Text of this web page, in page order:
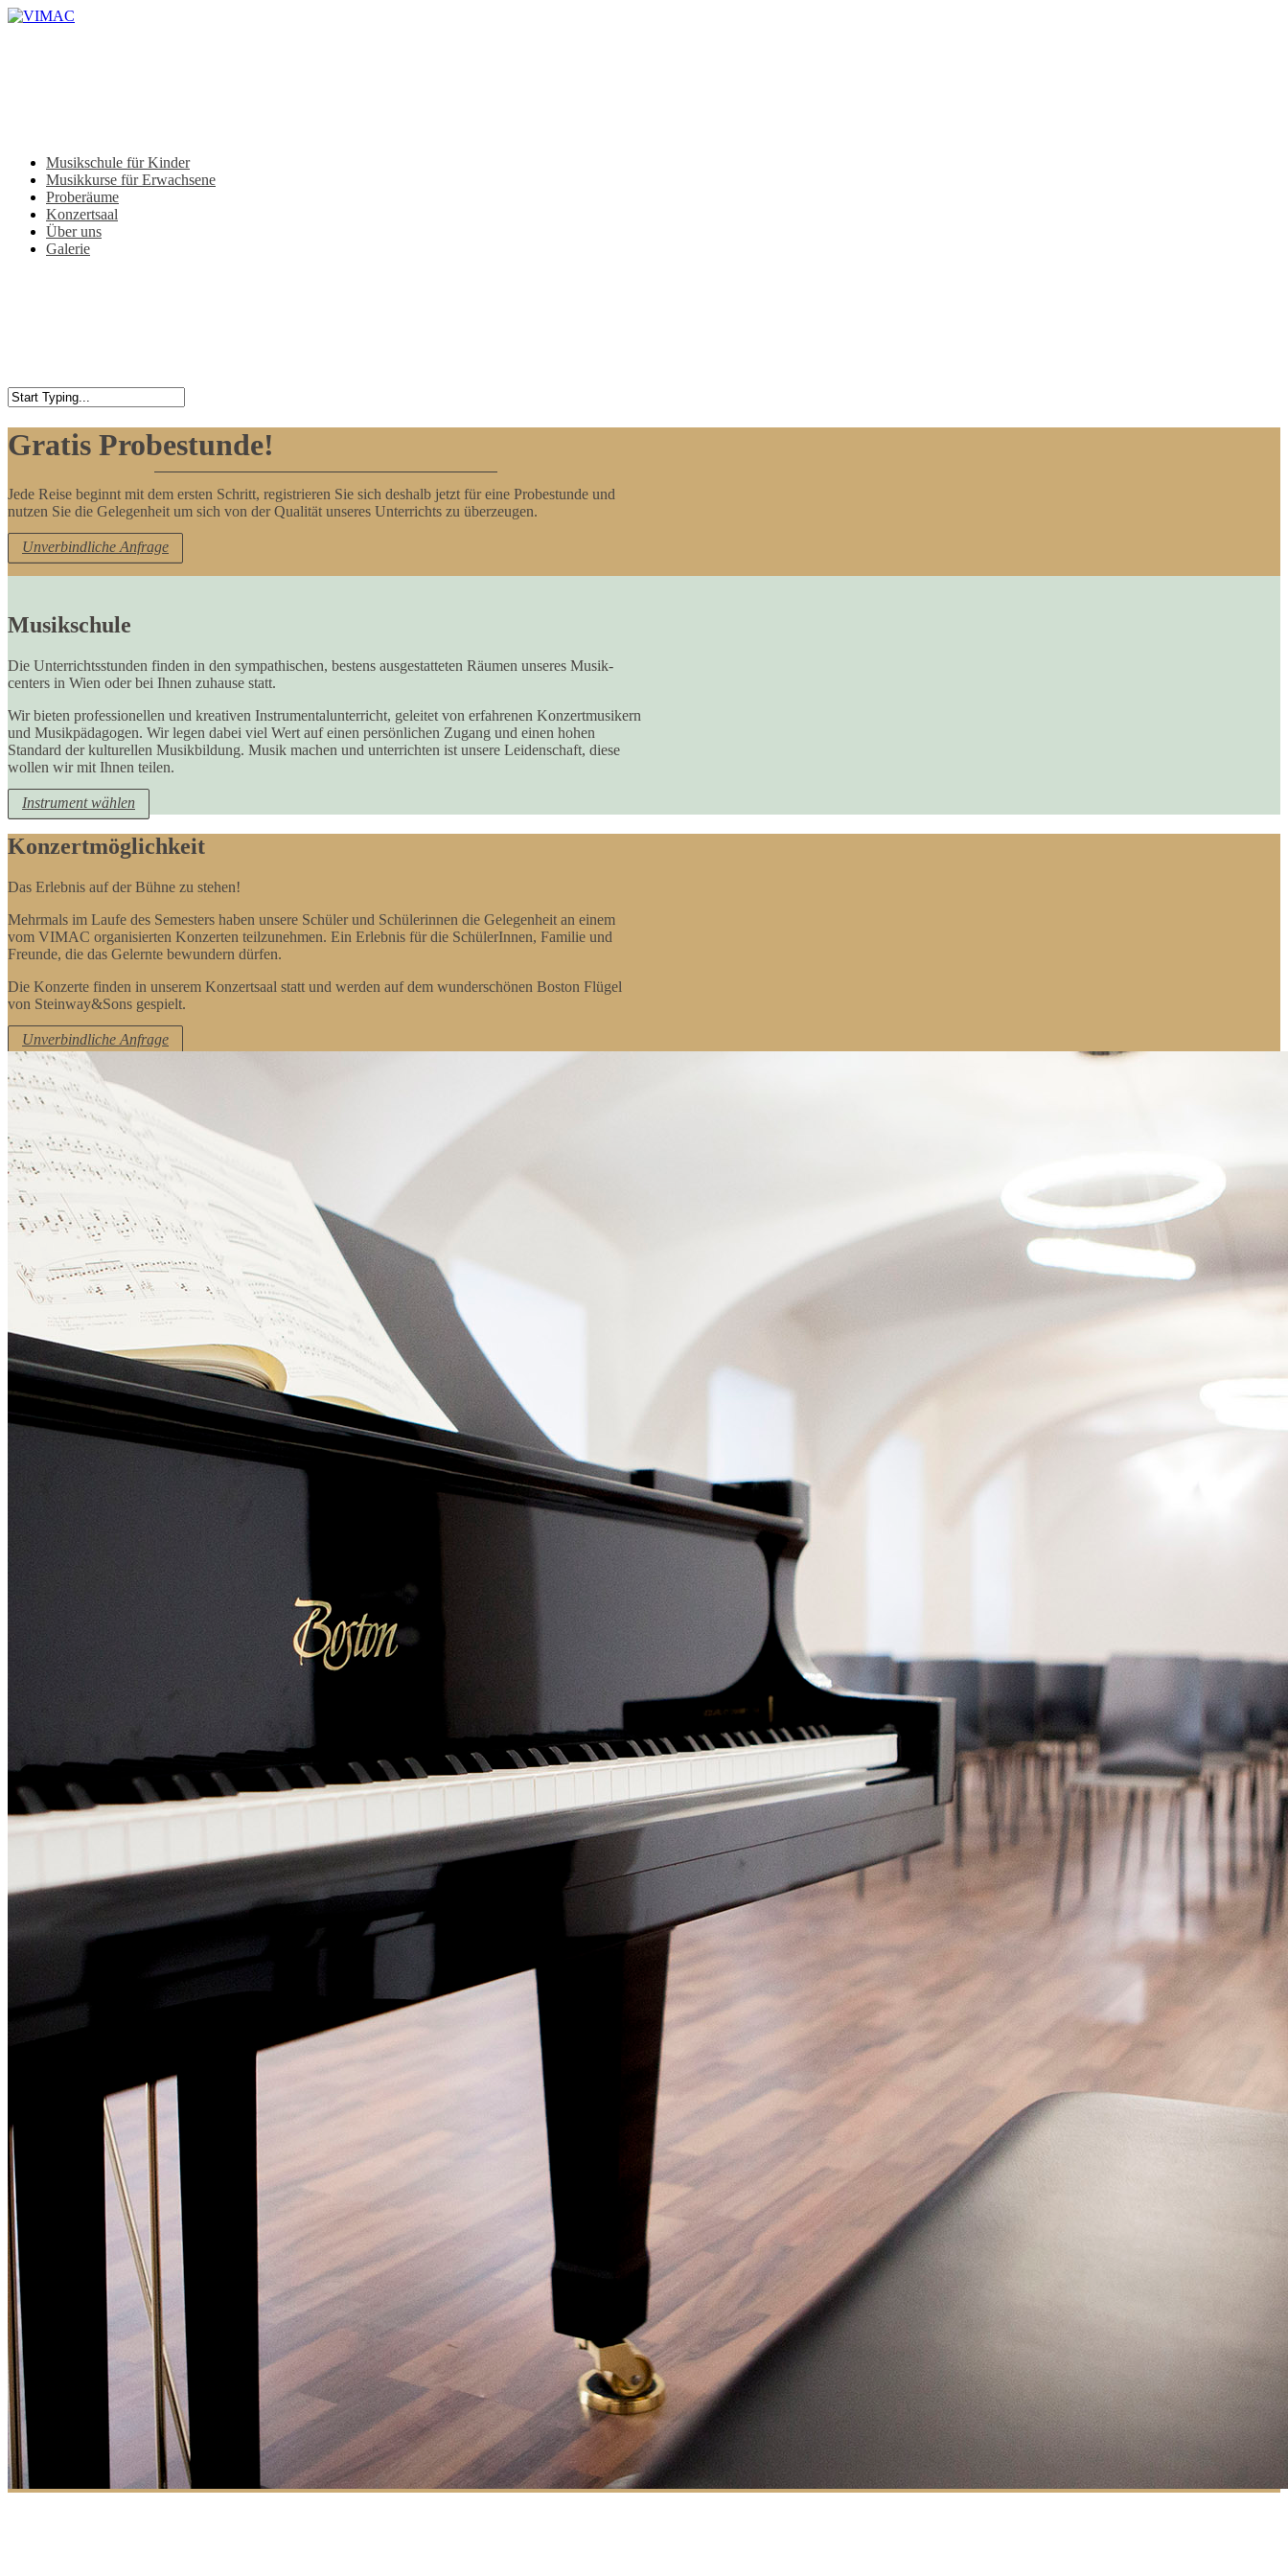
Skip
Menu
Musikschule für Kinder
Musikkurse für Erwachsene
Proberäume
Konzertsaal
Über uns
Galerie
Search
Gratis Probestunde!
Jede Reise beginnt mit dem ersten Schritt, registrieren Sie sich deshalb jetzt für eine Probestunde und
nutzen Sie die Gelegenheit um sich von der Qualität unseres Unterrichts zu überzeugen.
Unverbindliche Anfrage
Musikschule
Die Unterrichtsstunden finden in den sympathischen, bestens ausgestatteten Räumen unseres Musik-
centers in Wien oder bei Ihnen zuhause statt.
Wir bieten professionellen und kreativen Instrumentalunterricht, geleitet von erfahrenen Konzertmusikern
und Musikpädagogen. Wir legen dabei viel Wert auf einen persönlichen Zugang und einen hohen
Standard der kulturellen Musikbildung. Musik machen und unterrichten ist unsere Leidenschaft, diese
wollen wir mit Ihnen teilen.
Instrument wählen
Konzertmöglichkeit
Das Erlebnis auf der Bühne zu stehen!
Mehrmals im Laufe des Semesters haben unsere Schüler und Schülerinnen die Gelegenheit an einem
vom VIMAC organisierten Konzerten teilzunehmen. Ein Erlebnis für die SchülerInnen, Familie und
Freunde, die das Gelernte bewundern dürfen.
Die Konzerte finden in unserem Konzertsaal statt und werden auf dem wunderschönen Boston Flügel
von Steinway&Sons gespielt.
Unverbindliche Anfrage